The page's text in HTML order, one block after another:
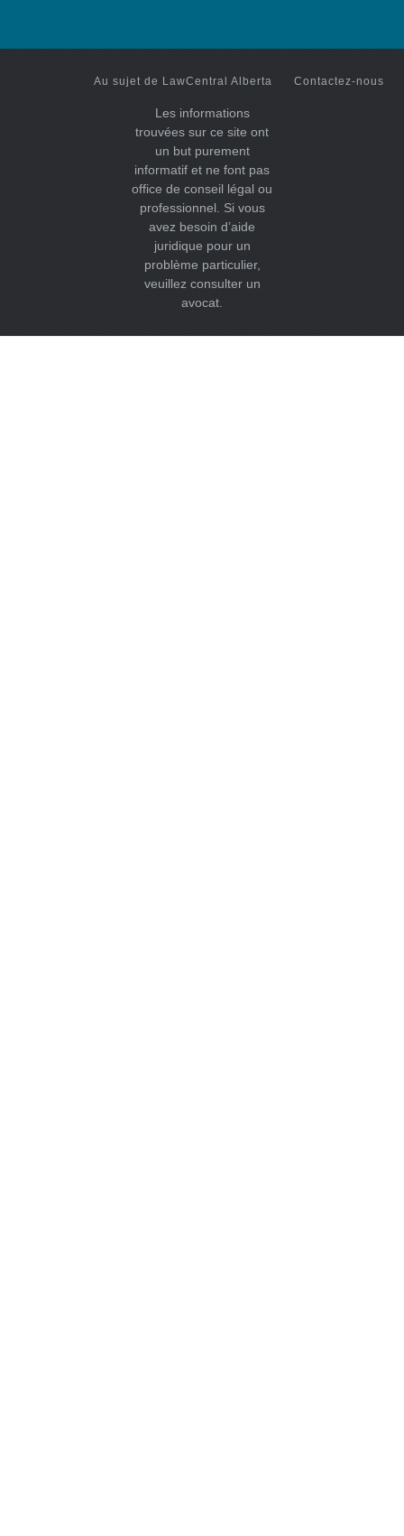
Au sujet de LawCentral Alberta Contactez-nous
Les informations
trouvées sur ce site ont
un but purement
informatif et ne font pas
office de conseil légal ou
professionnel. Si vous
avez besoin d’aide
juridique pour un
problème particulier,
veuillez consulter un
avocat.